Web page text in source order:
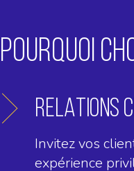
POURQUOI
RELATIONS
Invitez vos
expérience